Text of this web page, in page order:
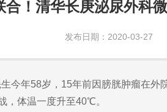
合！清华长庚泌尿外科
发布日期：2020-03-27
今年58岁，15年前因膀胱肿瘤在
，体温一度升至40℃。